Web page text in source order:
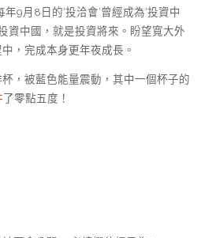
9月8日的‘投洽會’曾經成為‘投資中
資中國，就是投資將來。盼望寬大外
，完成本身更年夜成長。
，被藍色能量震動，其中一個杯子的
了零點五度！